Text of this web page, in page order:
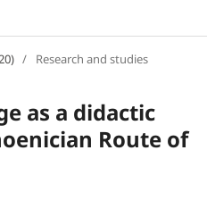
/ Research and studies
as a didactic
Route of